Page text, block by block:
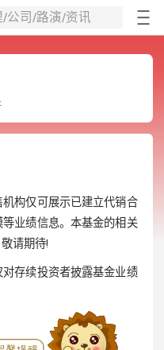
公司/路演/资讯
构仅可展示已建立代销合
业绩信息。本基金的相关
请期待!
存续投资者披露基金业绩